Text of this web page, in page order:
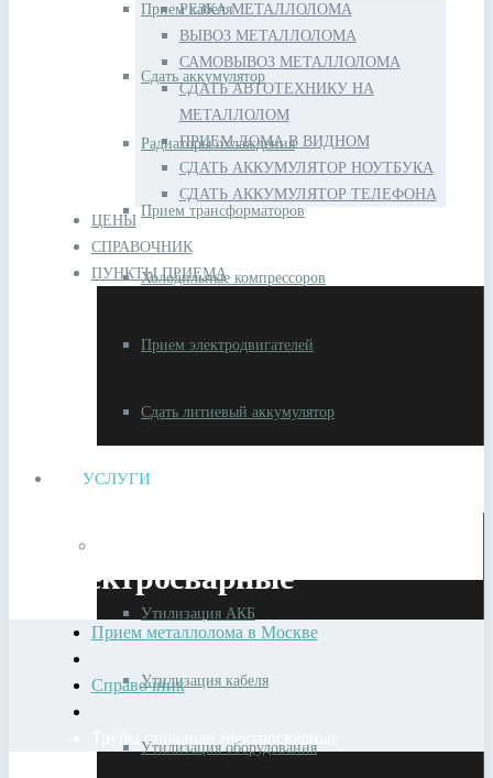
Прием кабеля
Сдать аккумулятор
Радиаторы охлаждения
Прием трансформаторов
Холодильные компрессоров
Прием электродвигателей
Сдать литиевый аккумулятор
УСЛУГИ
Утилизация АКБ
Утилизация кабеля
Утилизация оборудования
РЕЗКА МЕТАЛЛОЛОМА
ВЫВОЗ МЕТАЛЛОЛОМА
САМОВЫВОЗ МЕТАЛЛОЛОМА
СДАТЬ АВТОТЕХНИКУ НА
МЕТАЛЛОЛОМ
ПРИЕМ ЛОМА В ВИДНОМ
СДАТЬ АККУМУЛЯТОР НОУТБУКА
СДАТЬ АККУМУЛЯТОР ТЕЛЕФОНА
ЦЕНЫ
СПРАВОЧНИК
ПУНКТЫ ПРИЕМА
Электросварные
Прием металлолома в Москве
Справочник
Трубы стальные электросварные